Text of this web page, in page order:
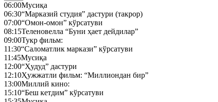
06:00Мусиқа
06:30“Марказий студия” дастури (такрор)
07:00“Омон-омон” кўрсатуви
08:15Теленовелла “Буни ҳает дейдилар”
09:00Тукр фильм:
11:30“Саломатлик маркази” кўрсатуви
11:45Мусиқа
12:00“Ҳудуд” дастури
12:10Ҳужжатли фильм: “Миллиондан бир”
13:00Миллий кино:
15:10“Беш кетдим” кўрсатуви